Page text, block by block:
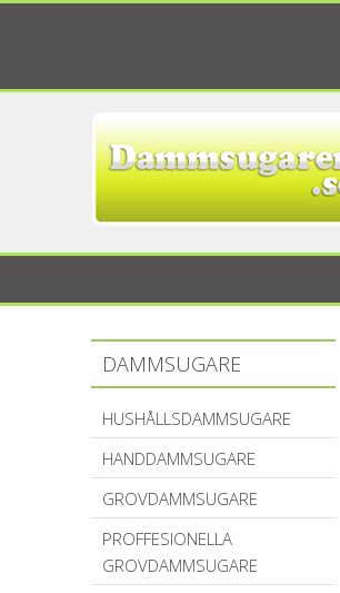
DAMMSUGARE
HUSHÅLLSDAMMSUGARE
HANDDAMMSUGARE
GROVDAMMSUGARE
PROFFESIONELLA
GROVDAMMSUGARE